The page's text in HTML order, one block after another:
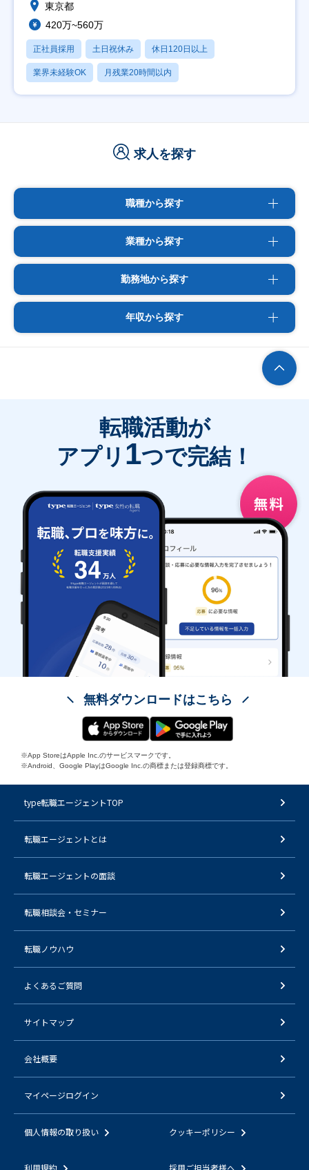
東京都
420万~560万
正社員採用 土日祝休み 休日120日以上
業界未経験OK 月残業20時間以内
求人を探す
職種から探す
業種から探す
勤務地から探す
年収から探す
転職活動が
アプリ 1つで完結！
無料ダウンロードはこちら
※App StoreはApple Inc.のサービスマークです。
※Android、Google PlayはGoogle Inc.の商標または登録商標です。
type転職エージェントTOP
転職エージェントとは
転職エージェントの面談
転職相談会・セミナー
転職ノウハウ
よくあるご質問
サイトマップ
会社概要
マイページログイン
個人情報の取り扱い クッキーポリシー
利用規約 採用ご担当者様へ